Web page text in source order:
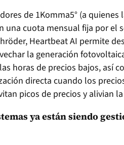
de 1Komma5° (a
una cuota mensual fija por el
Heartbeat AI permite
la generación
horas de precios bajos, así
directa cuando los
picos de precios y alivian
ya están siendo